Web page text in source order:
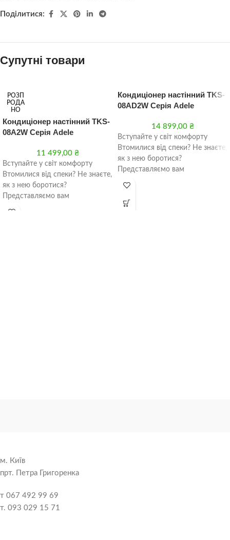
Поділитися:
Супутні товари
РОЗП
РОДА
НО
Кондиціонер настінний TKS-
08A2W Серія Adele
11 499,00 ₴
Вступайте у світ комфорту
Втомилися від спеки? Не знаєте,
як з нею боротися?
Представляємо вам
Кондиціонер настінний TKS-
08AD2W Серія Adele
14 899,00 ₴
Вступайте у світ комфорту
Втомилися від спеки? Не знаєте,
як з нею боротися?
Представляємо вам
м. Київ
прт. Петра Григоренка
т 067 492 99 69
т. 093 029 15 71